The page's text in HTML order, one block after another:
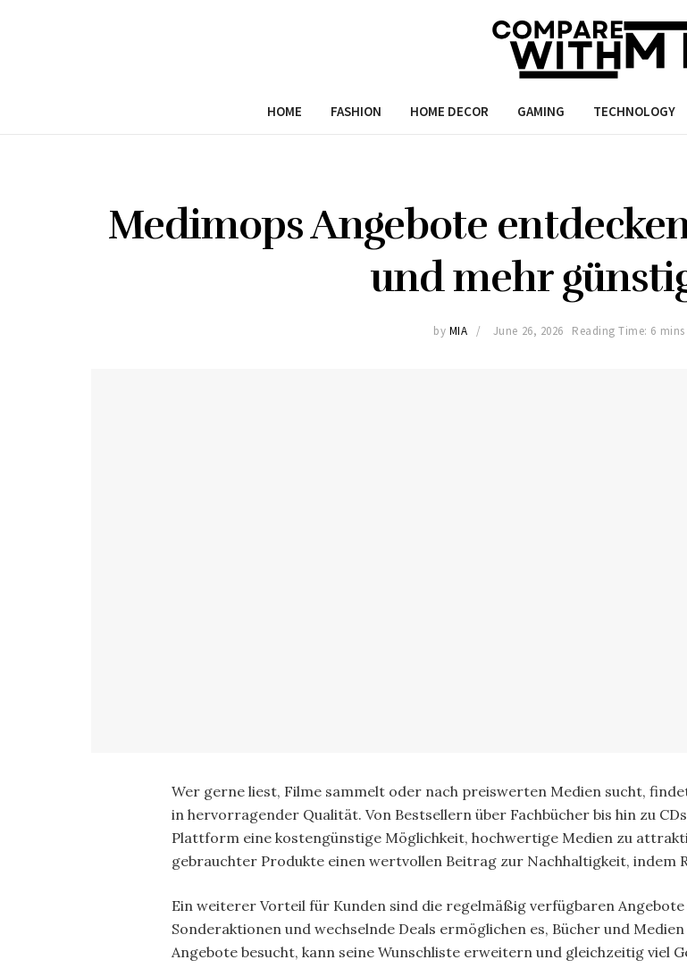
HOME FASHION HOME DECOR GAMING TECHNOLOGY
Medimops Angebote
und mehr
by MIA June 26, 2026 Reading Time: 6 mins
Wer gerne liest, Filme sammelt oder nach preiswerten Medien sucht,
in hervorragender Qualität. Von Bestsellern über Fachbücher bis hin zu
Plattform eine kostengünstige Möglichkeit, hochwertige Medien zu
gebrauchter Produkte einen wertvollen Beitrag zur Nachhaltigkeit, indem
Ein weiterer Vorteil für Kunden sind die regelmäßig verfügbaren Angebote
Sonderaktionen und wechselnde Deals ermöglichen es, Bücher und
Angebote besucht, kann seine Wunschliste erweitern und gleichzeitig viel